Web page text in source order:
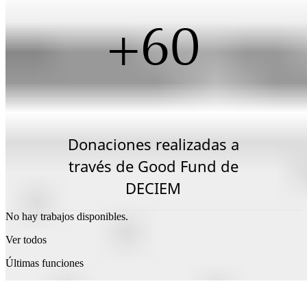
+60
Donaciones realizadas a
través de Good Fund de
DECIEM
No hay trabajos disponibles.
Ver todos
Últimas funciones